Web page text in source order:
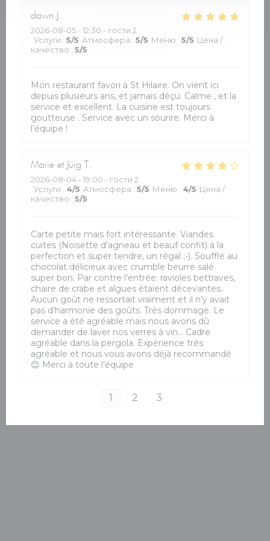
dawn
2026-08-05 - 12:30 - гости 2
Услуги : 5/5 Атмосфера : 5/5 Меню : 5/5 Цена /
качество : 5/5
Mon restaurant favori à St Hilaire. On vient ici
depuis plusieurs ans, et jamais déçu. Calme , et la
service et excellent. La cuisine est toujours
goutteuse . Service avec un sourire. Merci à
l’équipe !
Marie et Jürg
2026-08-04 - 19:00 - гости 2
Услуги : 4/5 Атмосфера : 5/5 Меню : 4/5 Цена /
качество : 5/5
Carte petite mais fort intéressante. Viandes
cuites (Noisette d’agneau et beauf confit) à la
perfection et super tendre, un régal :-). Soufflé au
chocolat délicieux avec crumble beurre salé
super bon. Par contre l’entrée: ravioles bettraves,
chaire de crabe et algues étaient décevantes.
Aucun goût ne ressortait vraiment et il n’y avait
pas d’harmonie des goûts. Très dommage. Le
service a été agréable mais nous avons dû
demander de laver nos verres à vin… Cadre
agréable dans la pergola. Expérience très
agréable et nous vous avons déjà recommandé
😉 Merci à toute l’équipe
1 2 3